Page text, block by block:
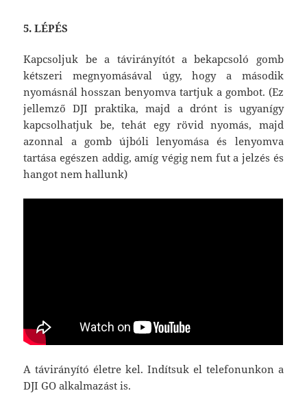
5. LÉPÉS
Kapcsoljuk be a távirányítót a bekapcsoló gomb
kétszeri megnyomásával úgy, hogy a második
nyomásnál hosszan benyomva tartjuk a gombot. (Ez
jellemző DJI praktika, majd a drónt is ugyanígy
kapcsolhatjuk be, tehát egy rövid nyomás, majd
azonnal a gomb újbóli lenyomása és lenyomva
tartása egészen addig, amíg végig nem fut a jelzés és
hangot nem hallunk)
A távirányító életre kel. Indítsuk el telefonunkon a
DJI GO alkalmazást is.